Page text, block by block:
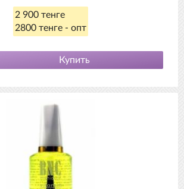
2 900 тенге
2800 тенге - опт
Купить